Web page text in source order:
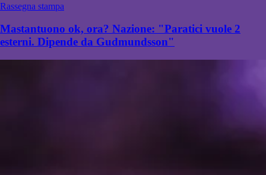
Rassegna stampa
Mastantuono ok, ora? Nazione: "Paratici vuole 2
esterni. Dipende da Gudmundsson"